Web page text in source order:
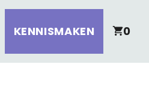
KENNISMAKEN 0